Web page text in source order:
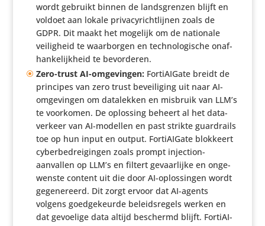
wordt gebruikt binnen de lands­grenzen blijft en
voldoet aan lokale priva­cy­richt­lijnen zoals de
GDPR. Dit maakt het mogelijk om de nationale
veilig­heid te waar­borgen en tech­no­lo­gi­sche onaf­
han­ke­lijk­heid te bevorderen.
Zero-trust AI-omge­vingen: Forti­AI­Gate breidt de
principes van zero trust bevei­li­ging uit naar AI-
omge­vingen om data­lekken en misbruik van LLM’s
te voorkomen. De oplossing beheert al het data­
ver­keer van AI-modellen en past strikte guard­rails
toe op hun input en output. Forti­AI­Gate blokkeert
cyber­be­drei­gingen zoals prompt injection-
aanvallen op LLM’s en filtert gevaar­lijke en onge­
wenste content uit die door AI-oplos­singen wordt
gege­ne­reerd. Dit zorgt ervoor dat AI-agents
volgens goed­ge­keurde beleids­re­gels werken en
dat gevoelige data altijd beschermd blijft. Forti­AI­